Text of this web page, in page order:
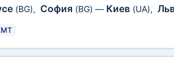
(BG), София (BG) — Киев (UA),